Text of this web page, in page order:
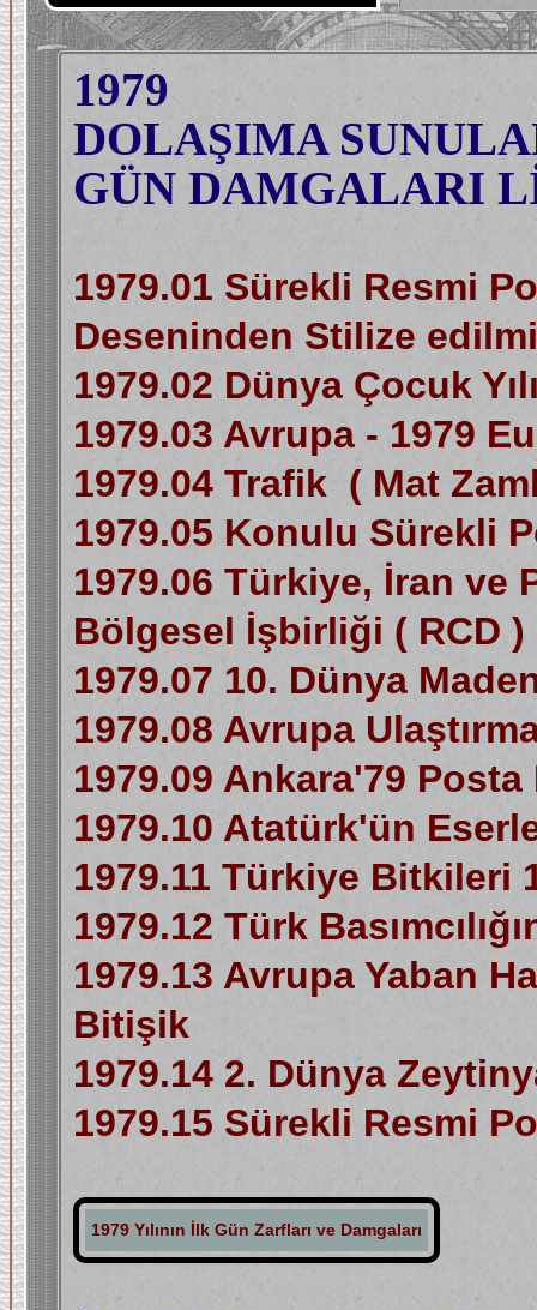
1979
DOLAŞIMA
GÜN DAMGALARI
1979.01 Sürekli Resmi
Deseninden Stilize
1979.02 Dünya Çocuk
1979.03 Avrupa - 1979
1979.04 Trafik ( Mat
1979.05 Konulu Sürekli
1979.06 Türkiye, İran ve
Bölgesel İşbirliği ( RCD )
1979.07 10. Dünya
1979.08 Avrupa
1979.09 Ankara'79
1979.10 Atatürk'ün
1979.11 Türkiye Bitkileri
1979.12 Türk
1979.13 Avrupa Yaban
Bitişik
1979.14 2. Dünya
1979.15 Sürekli Resmi
1979 Yılının İlk Gün Zarfları ve Damgaları